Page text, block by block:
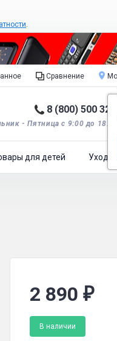
.
Сравнение
8 (800) 500 32
- Пятница с 9:00 до
для детей Уход
2 890 ₽
В наличиигарантийный